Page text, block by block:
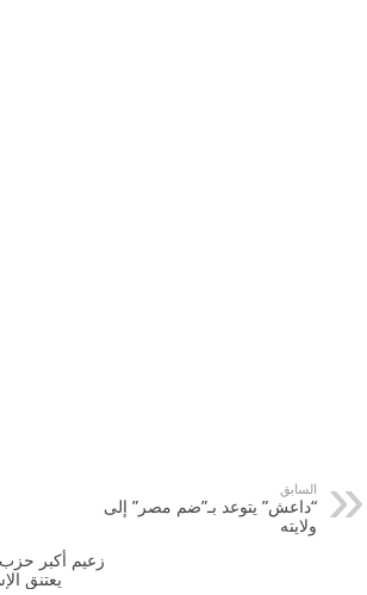
السابق
“داعش” يتوعد بـ”ضم مصر” إلى
ولايته
زعيم أكبر
يعتنق